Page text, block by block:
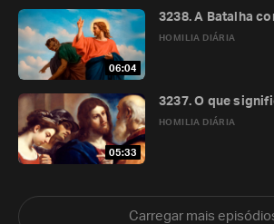
06:04
HOMILIA DIÁRIA
3238. A Batalha
05:33
HOMILIA DIÁRIA
3237. O que
Carregar mais